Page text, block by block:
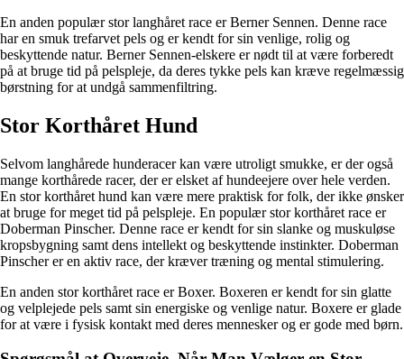
En anden populær stor langhåret race er Berner Sennen. Denne race
har en smuk trefarvet pels og er kendt for sin venlige, rolig og
beskyttende natur. Berner Sennen-elskere er nødt til at være forberedt
på at bruge tid på pelspleje, da deres tykke pels kan kræve regelmæssig
børstning for at undgå sammenfiltring.
Stor Korthåret Hund
Selvom langhårede hunderacer kan være utroligt smukke, er der også
mange korthårede racer, der er elsket af hundeejere over hele verden.
En stor korthåret hund kan være mere praktisk for folk, der ikke ønsker
at bruge for meget tid på pelspleje. En populær stor korthåret race er
Doberman Pinscher. Denne race er kendt for sin slanke og muskuløse
kropsbygning samt dens intellekt og beskyttende instinkter. Doberman
Pinscher er en aktiv race, der kræver træning og mental stimulering.
En anden stor korthåret race er Boxer. Boxeren er kendt for sin glatte
og velplejede pels samt sin energiske og venlige natur. Boxere er glade
for at være i fysisk kontakt med deres mennesker og er gode med børn.